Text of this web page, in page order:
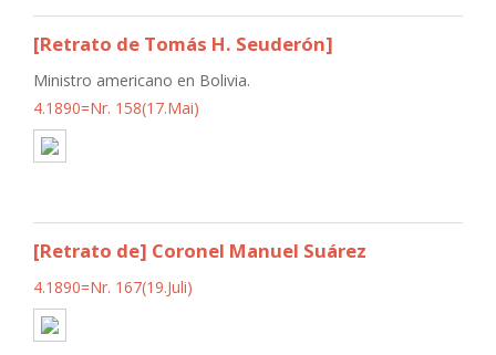
[Retrato de Tomás H. Seuderón]
Ministro americano en Bolivia.
4.1890=Nr. 158(17.Mai)
[Retrato de] Coronel Manuel Suárez
4.1890=Nr. 167(19.Juli)